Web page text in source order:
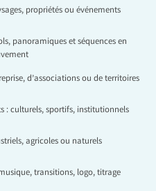
propriétés ou événements
panoramiques et séquences en
d’associations ou de territoires
: culturels, sportifs, institutionnels
agricoles ou naturels
transitions, logo, titrage